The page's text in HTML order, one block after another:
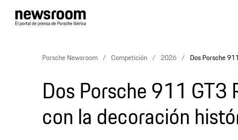
Porsche Newsroom Competición 2026 Dos Porsche
Dos Porsche 911 GT3
con la decoración